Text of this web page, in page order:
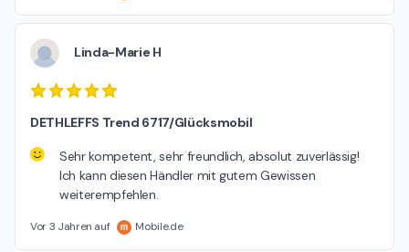
Linda-Marie H
DETHLEFFS Trend 6717/Glücksmobil
Sehr kompetent, sehr freundlich, absolut zuverlässig!
Ich kann diesen Händler mit gutem Gewissen
weiterempfehlen.
Vor 3 Jahren auf Mobile.de